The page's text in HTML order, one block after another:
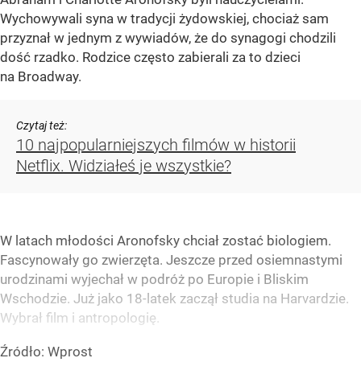
Wychowywali syna w tradycji żydowskiej, chociaż sam
przyznał w jednym z wywiadów, że do synagogi chodzili
dość rzadko. Rodzice często zabierali za to dzieci
na Broadway.
Czytaj też:
10 najpopularniejszych filmów w historii
Netflix. Widziałeś je wszystkie?
W latach młodości Aronofsky chciał zostać biologiem.
Fascynowały go zwierzęta. Jeszcze przed osiemnastymi
urodzinami wyjechał w podróż po Europie i Bliskim
Wschodzie. Już jako 18-latek zaczął studia na Harvardzie.
Wybrał film i antropologię.
Źródło: Wprost